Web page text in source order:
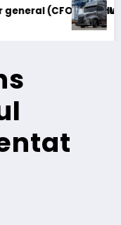
cellcentricStrator se